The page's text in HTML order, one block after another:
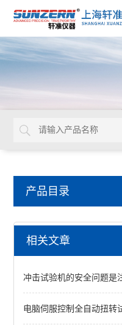
产品目录
热变形温度测定仪
维卡软化点温度测定仪
加热变形试验机
相关文章
冲击试验机的安全问题是
电脑伺服控制全自动扭转